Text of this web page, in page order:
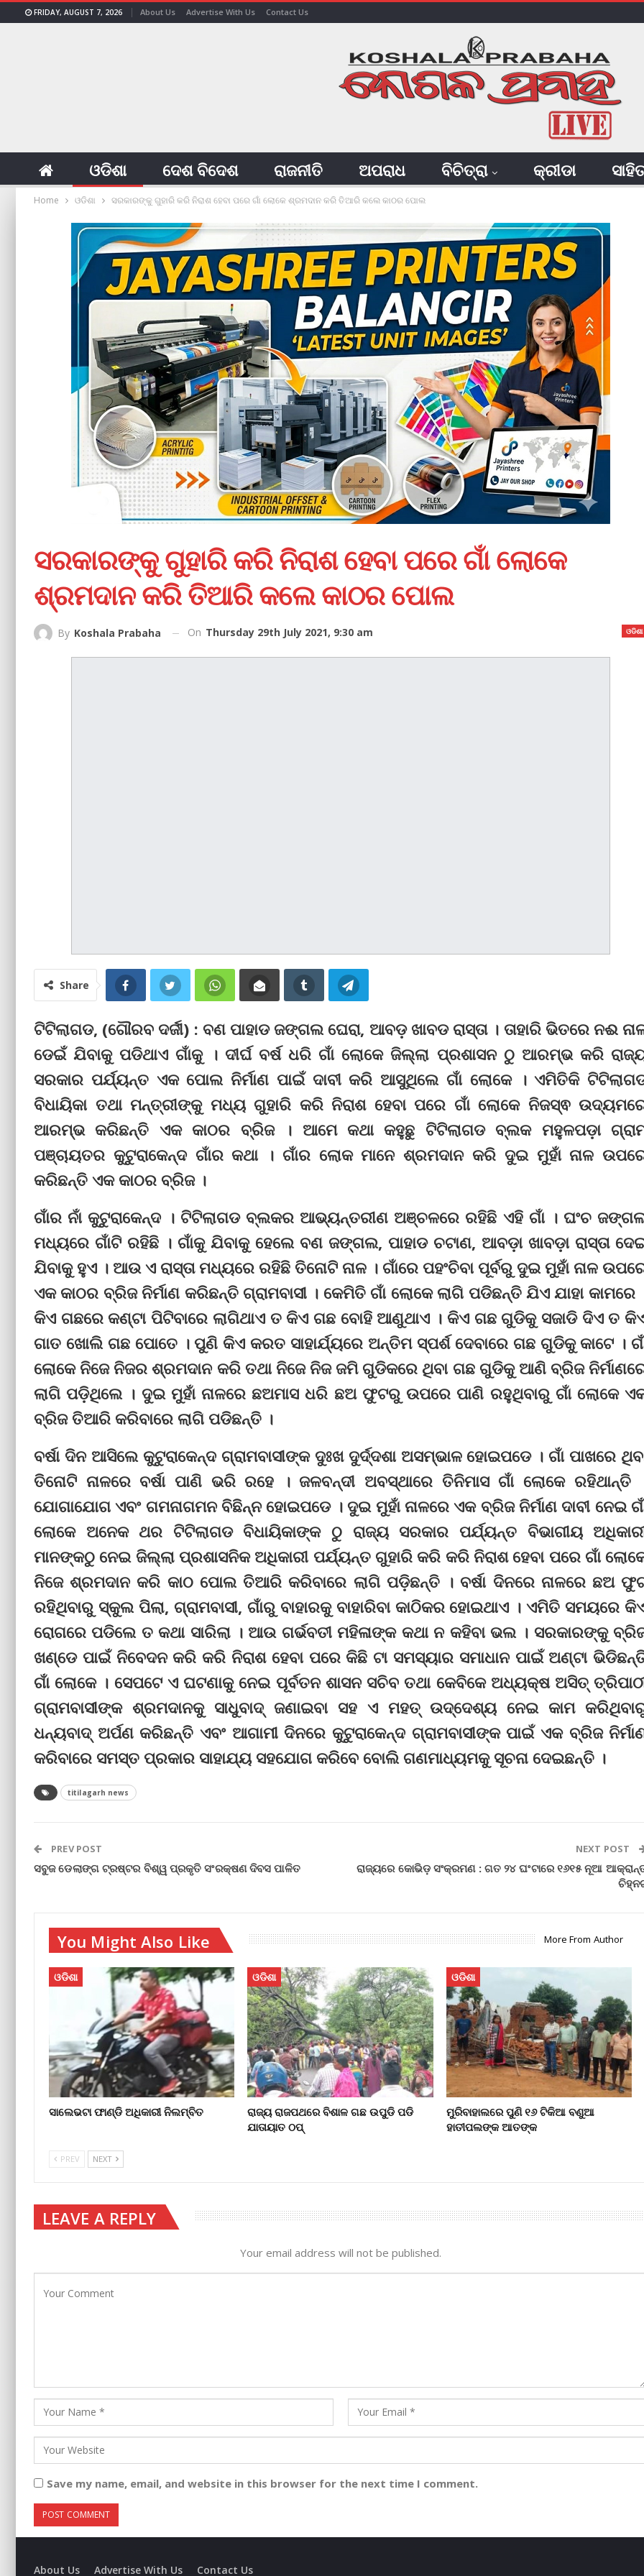
FRIDAY, AUGUST 7, 2026 About Us Advertise With Us Contact Us
ଓଡିଶା ଦେଶ ବିଦେଶ ରାଜନୀତି ଅପରାଧ ବିଚିତ୍ରା କ୍ରୀଡା
Home ଓଡିଶା ସରକାରଙ୍କୁ ଗୁହାରି କରି ନିରାଶ ହେବା ପରେ ଗାଁ ଲୋକେ ଶ୍ରମଦାନ କରି ତିଆରି କଲେ କାଠର ପୋଲ
ସରକାରଙ୍କୁ ଗୁହାରି କରି ନିରାଶ ହେବା ପରେ ଗାଁ ଲୋକେ
ଶ୍ରମଦାନ କରି ତିଆରି କଲେ କାଠର ପୋଲ
ଓଡିଶା
By Koshala Prabaha On Thursday 29th July 2021, 9:30 am
Share
ଟିଟିଲାଗଡ, (ଗୌରବ ଦର୍ଜୀ) : ବଣ ପାହାଡ ଜଙ୍ଗଲ ଘେରା, ଆବଡ଼ ଖାବଡ ରାସ୍ତା । ତାହାରି ଭିତରେ ନଈ
ଡେଇଁ ଯିବାକୁ ପଡିଥାଏ ଗାଁକୁ । ଦୀର୍ଘ ବର୍ଷ ଧରି ଗାଁ ଲୋକେ ଜିଲ୍ଲା ପ୍ରଶାସନ ଠୁ ଆରମ୍ଭ କରି
ସରକାର ପର୍ଯ୍ୟନ୍ତ ଏକ ପୋଲ ନିର୍ମାଣ ପାଇଁ ଦାବୀ କରି ଆସୁଥିଲେ ଗାଁ ଲୋକେ । ଏମିତିକି
ବିଧାୟିକା ତଥା ମନ୍ତ୍ରୀଙ୍କୁ ମଧ୍ୟ ଗୁହାରି କରି ନିରାଶ ହେବା ପରେ ଗାଁ ଲୋକେ ନିଜସ୍ଵ
ଆରମ୍ଭ କରିଛନ୍ତି ଏକ କାଠର ବ୍ରିଜ । ଆମେ କଥା କହୁଛୁ ଟିଟିଲାଗଡ ବ୍ଲକ ମହୁଳପଡ଼ା
ପଞ୍ଚାୟତର କୁଟୁରାକେନ୍ଦ ଗାଁର କଥା । ଗାଁର ଲୋକ ମାନେ ଶ୍ରମଦାନ କରି ଦୁଇ ମୁହାଁ ନାଳ
କରିଛନ୍ତି ଏକ କାଠର ବ୍ରିଜ ।
ଗାଁର ନାଁ କୁଟୁରାକେନ୍ଦ । ଟିଟିଲାଗଡ ବ୍ଲକର ଆଭ୍ୟନ୍ତରୀଣ ଅଞ୍ଚଳରେ ରହିଛି ଏହି ଗାଁ । ଘଂଚ
ମଧ୍ୟରେ ଗାଁଟି ରହିଛି । ଗାଁକୁ ଯିବାକୁ ହେଲେ ବଣ ଜଙ୍ଗଲ, ପାହାଡ ଚଟାଣ, ଆବଡ଼ା ଖାବଡ଼ା ରାସ୍ତା
ଯିବାକୁ ହୁଏ । ଆଉ ଏ ରାସ୍ତା ମଧ୍ୟରେ ରହିଛି ତିନୋଟି ନାଳ । ଗାଁରେ ପହଂଚିବା ପୂର୍ବରୁ ଦୁଇ ମୁହାଁ ନାଳ
ଏକ କାଠର ବ୍ରିଜ ନିର୍ମାଣ କରିଛନ୍ତି ଗ୍ରାମବାସୀ । କେମିତି ଗାଁ ଲୋକେ ଲାଗି ପଡିଛନ୍ତି ଯିଏ ଯାହା କାମରେ
କିଏ ଗଛରେ କଣ୍ଟା ପିଟିବାରେ ଲାଗିଥାଏ ତ କିଏ ଗଛ ବୋହି ଆଣୁଥାଏ । କିଏ ଗଛ ଗୁଡିକୁ ସଜାଡି ଦିଏ ତ
ଗାତ ଖୋଲି ଗଛ ପୋତେ । ପୁଣି କିଏ କରତ ସାହାର୍ଯ୍ୟରେ ଅନ୍ତିମ ସ୍ପର୍ଶ ଦେବାରେ ଗଛ ଗୁଡିକୁ କାଟେ ।
ଲୋକେ ନିଜେ ନିଜର ଶ୍ରମଦାନ କରି ତଥା ନିଜେ ନିଜ ଜମି ଗୁଡିକରେ ଥିବା ଗଛ ଗୁଡିକୁ ଆଣି ବ୍ରିଜ
ଲାଗି ପଡ଼ିଥିଲେ । ଦୁଇ ମୁହାଁ ନାଳରେ ଛଅମାସ ଧରି ଛଅ ଫୁଟରୁ ଉପରେ ପାଣି ରହୁଥିବାରୁ ଗାଁ ଲୋକେ
ବ୍ରିଜ ତିଆରି କରିବାରେ ଲାଗି ପଡିଛନ୍ତି ।
ବର୍ଷା ଦିନ ଆସିଲେ କୁଟୁରାକେନ୍ଦ ଗ୍ରାମବାସୀଙ୍କ ଦୁଃଖ ଦୁର୍ଦ୍ଦଶା ଅସମ୍ଭାଳ ହୋଇପଡେ । ଗାଁ ପାଖରେ
ତିନୋଟି ନାଳରେ ବର୍ଷା ପାଣି ଭରି ରହେ । ଜଳବନ୍ଦୀ ଅବସ୍ଥାରେ ତିନିମାସ ଗାଁ ଲୋକେ ରହିଥାନ୍ତି
ଯୋଗାଯୋଗ ଏବଂ ଗମନାଗମନ ବିଛିନ୍ନ ହୋଇପଡେ । ଦୁଇ ମୁହାଁ ନାଳରେ ଏକ ବ୍ରିଜ ନିର୍ମାଣ ଦାବୀ ନେଇ
ଲୋକେ ଅନେକ ଥର ଟିଟିଲାଗଡ ବିଧାୟିକାଙ୍କ ଠୁ ରାଜ୍ୟ ସରକାର ପର୍ଯ୍ୟନ୍ତ ବିଭାଗୀୟ
ମାନଙ୍କଠୁ ନେଇ ଜିଲ୍ଲା ପ୍ରଶାସନିକ ଅଧିକାରୀ ପର୍ଯ୍ୟନ୍ତ ଗୁହାରି କରି କରି ନିରାଶ ହେବା ପରେ ଗାଁ
ନିଜେ ଶ୍ରମଦାନ କରି କାଠ ପୋଲ ତିଆରି କରିବାରେ ଲାଗି ପଡ଼ିଛନ୍ତି । ବର୍ଷା ଦିନରେ ନାଳରେ ଛଅ
ରହିଥିବାରୁ ସ୍କୁଲ ପିଲା, ଗ୍ରାମବାସୀ, ଗାଁରୁ ବାହାରକୁ ବାହାରିବା କାଠିକର ହୋଇଥାଏ । ଏମିତି ସମୟରେ
ରୋଗରେ ପଡିଲେ ତ କଥା ସାରିଲା । ଆଉ ଗର୍ଭବତୀ ମହିଳାଙ୍କ କଥା ନ କହିବା ଭଲ । ସରକାରଙ୍କୁ
ଖଣ୍ଡେ ପାଇଁ ନିବେଦନ କରି କରି ନିରାଶ ହେବା ପରେ କିଛି ଟା ସମସ୍ୟାର ସମାଧାନ ପାଇଁ ଅଣ୍ଟା
ଗାଁ ଲୋକେ । ସେପଟେ ଏ ଘଟଣାକୁ ନେଇ ପୂର୍ବତନ ଶାସନ ସଚିବ ତଥା କେବିକେ ଅଧ୍ୟକ୍ଷ ଅସିତ୍
ଗ୍ରାମବାସୀଙ୍କ ଶ୍ରମଦାନକୁ ସାଧୁବାଦ୍ ଜଣାଇବା ସହ ଏ ମହତ୍ ଉଦ୍ଦେଶ୍ୟ ନେଇ କାମ
ଧନ୍ୟବାଦ୍ ଅର୍ପଣ କରିଛନ୍ତି ଏବଂ ଆଗାମୀ ଦିନରେ କୁଟୁରାକେନ୍ଦ ଗ୍ରାମବାସୀଙ୍କ ପାଇଁ ଏକ ବ୍ରିଜ
କରିବାରେ ସମସ୍ତ ପ୍ରକାର ସାହାଯ୍ୟ ସହଯୋଗ କରିବେ ବୋଲି ଗଣମାଧ୍ୟମକୁ ସୂଚନା ଦେଇଛନ୍ତି ।
titilagarh news
PREV POST
ସବୁଜ ଡେଲାଙ୍ଗ ଟ୍ରଷ୍ଟର ବିଶ୍ୱ ପ୍ରକୃତି ସଂରକ୍ଷଣ ଦିବସ ପାଳିତ
NEXT POST
ରାଜ୍ୟରେ କୋଭିଡ଼ ସଂକ୍ରମଣ : ଗତ ୨୪ ଘଂଟାରେ ୧୬୧୫ ନୂଆ
You Might Also Like More From Author
ଓଡିଶା
ସାଲେଭଟା ଫାଣ୍ଡି ଅଧିକାରୀ ନିଲମ୍ବିତ
ଓଡିଶା
ରାଜ୍ୟ ରାଜପଥରେ ବିଶାଳ ଗଛ ଉପୁଡି ପଡି
ଯାତାୟାତ ଠପ୍‌
ଓଡିଶା
ମୁରିବାହାଲରେ ପୁଣି ୧୬ ଟିକିଆ ବଣୁଆ
ହାତୀପଲଙ୍କ ଆତଙ୍କ
PREV NEXT
LEAVE A REPLY
Your email address will not be published.
Save my name, email, and website in this browser for the next time I comment.
About Us Advertise With Us Contact Us